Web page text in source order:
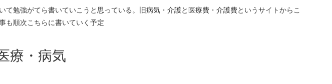
勉強がてら書いていこうと思っている。旧病気・介護と医療費・介護費というサイトからこ
も順次こちらに書いていく予定
療・病気